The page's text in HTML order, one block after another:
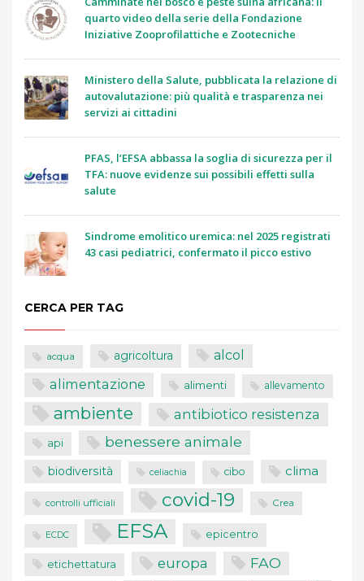
quarto video della serie della Fondazione
Iniziative Zooprofilattiche e Zootecniche
Ministero della Salute, pubblicata la relazione di
autovalutazione: più qualità e trasparenza nei
servizi ai cittadini
PFAS, l’EFSA abbassa la soglia di sicurezza per il
TFA: nuove evidenze sui possibili effetti sulla
salute
Sindrome emolitico uremica: nel 2025 registrati
43 casi pediatrici, confermato il picco estivo
CERCA PER TAG
acqua agricoltura alcol
alimentazione alimenti allevamento
ambiente antibiotico resistenza
api benessere animale
biodiversità celiachia cibo clima
controlli ufficiali covid-19 Crea
ECDC EFSA epicentro
etichettatura europa FAO